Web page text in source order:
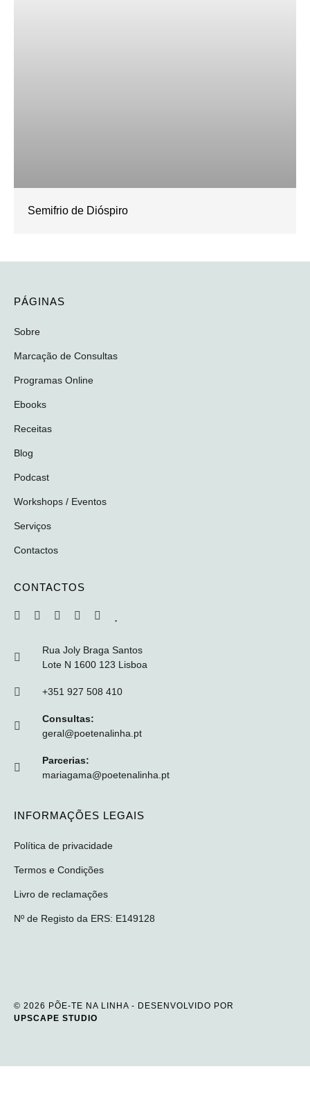
Semifrio de Dióspiro
PÁGINAS
Sobre
Marcação de Consultas
Programas Online
Ebooks
Receitas
Blog
Podcast
Workshops / Eventos
Serviços
Contactos
CONTACTOS
Rua Joly Braga Santos
Lote N 1600 123 Lisboa
+351 927 508 410
Consultas:
geral@poetenalinha.pt
Parcerias:
mariagama@poetenalinha.pt
INFORMAÇÕES LEGAIS
Política de privacidade
Termos e Condições
Livro de reclamações
Nº de Registo da ERS: E149128
© 2026 PÕE-TE NA LINHA - DESENVOLVIDO POR
UPSCAPE STUDIO